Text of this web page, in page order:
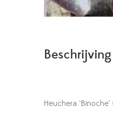
Beschrijving
Heuchera